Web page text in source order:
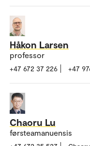
Håkon Larsen
professor
+47 672 37 226 +47
Chaoru Lu
førsteamanuensis